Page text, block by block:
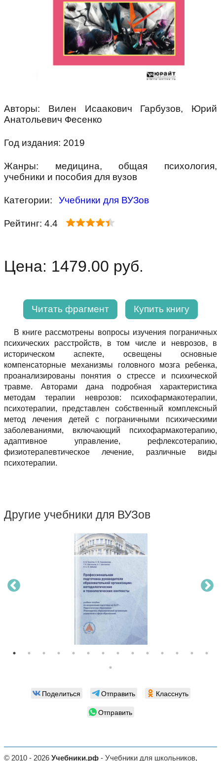
Авторы: Вилен Исаакович Гарбузов, Юрий
Анатольевич Фесенко
Год издания: 2019
Жанры: медицина, общая психология,
учебники и пособия для вузов
Категории: Учебники для ВУЗов
Рейтинг: 4.4
Цена: 1479.00 руб.
Читать фрагмент Купить книгу
В книге рассмотрены вопросы изучения пограничных
психических расстройств, в том числе и неврозов, в
историческом аспекте, освещены основные
компенсаторные механизмы головного мозга ребенка,
проанализированы понятия о стрессе и психической
травме. Авторами дана подробная характеристика
методам терапии неврозов: психофармакотерапии,
психотерапии, представлен собственный комплексный
метод лечения детей с пограничными психическими
заболеваниями, включающий психофармакотерапию,
адаптивное управление, рефлексотерапию,
физиотерапевтическое лечение, различные виды
психотерапии.
Другие учебники для ВУЗов
Поделиться Отправить
Класснуть
Отправить
© 2010 - 2026 Учебники.рф - Учебники для школьников,